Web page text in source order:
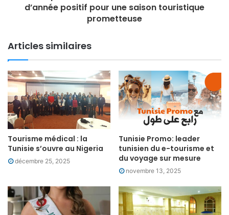
d’année positif pour une saison touristique
prometteuse
Articles similaires
Tourisme médical : la
Tunisie s’ouvre au Nigeria
décembre 25, 2025
Tunisie Promo: leader
tunisien du e-tourisme et
du voyage sur mesure
novembre 13, 2025